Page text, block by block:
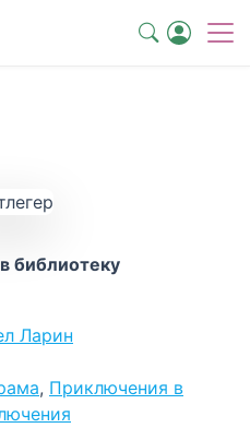
библиотеку
Ларин
, Приключения в